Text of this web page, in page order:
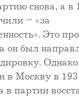
снова, а в
– «за
Это
он был
в Москву в
в партии